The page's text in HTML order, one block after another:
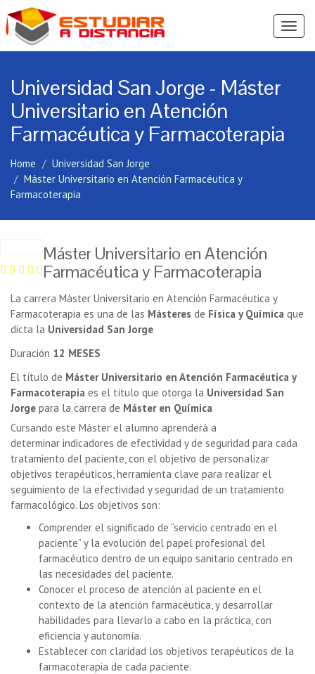
Ver
Universidad San Jorge - Máster
Universitario en Atención
Farmacéutica y Farmacoterapia
Home
Universidad San Jorge
Máster Universitario en Atención Farmacéutica y
Farmacoterapia
Máster Universitario en Atención
Farmacéutica y Farmacoterapia
La carrera Máster Universitario en Atención Farmacéutica y
Farmacoterapia es una de las Másteres de Física y Química que
dicta la Universidad San Jorge
Duración 12 MESES
El título de Máster Universitario en Atención Farmacéutica y
Farmacoterapia es el título que otorga la Universidad San
Jorge para la carrera de Máster en Química
Cursando este Máster el alumno aprenderá a
determinar indicadores de efectividad y de seguridad para cada
tratamiento del paciente, con el objetivo de personalizar
objetivos terapéuticos, herramienta clave para realizar el
seguimiento de la efectividad y seguridad de un tratamiento
farmacológico. Los objetivos son:
Comprender el significado de “servicio centrado en el
paciente” y la evolución del papel profesional del
farmacéutico dentro de un equipo sanitario centrado en
las necesidades del paciente.
Conocer el proceso de atención al paciente en el
contexto de la atención farmacéutica, y desarrollar
habilidades para llevarlo a cabo en la práctica, con
eficiencia y autonomía.
Establecer con claridad los objetivos terapéuticos de la
farmacoterapia de cada paciente.